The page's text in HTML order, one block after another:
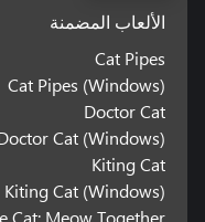
الألعاب المضمنة
Cat Pipes
Cat Pipes (Windows)
Doctor Cat
Cat (Windows)
Kiting Cat
Kiting Cat (Windows)
Cat: Meow Together